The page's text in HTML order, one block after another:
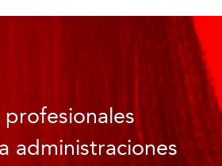
administraciones